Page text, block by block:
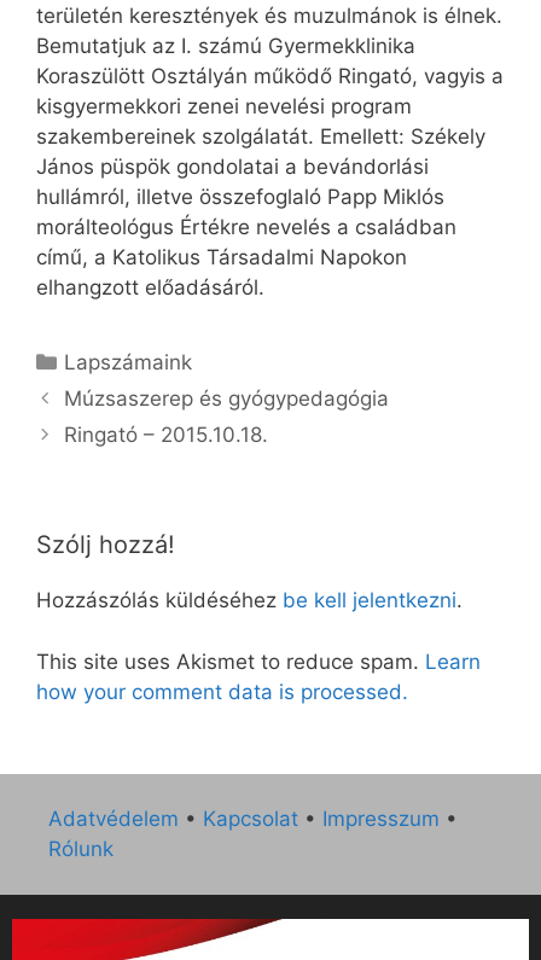
területén keresztények és muzulmánok is élnek.
Bemutatjuk az I. számú Gyermekklinika
Koraszülött Osztályán működő Ringató, vagyis a
kisgyermekkori zenei nevelési program
szakembereinek szolgálatát. Emellett: Székely
János püspök gondolatai a bevándorlási
hullámról, illetve összefoglaló Papp Miklós
morálteológus Értékre nevelés a családban
című, a Katolikus Társadalmi Napokon
elhangzott előadásáról.
Kategória
Lapszámaink
Múzsaszerep és gyógypedagógia
Ringató – 2015.10.18.
Szólj hozzá!
Hozzászólás küldéséhez be kell jelentkezni.
This site uses Akismet to reduce spam. Learn
how your comment data is processed.
Adatvédelem • Kapcsolat • Impresszum •
Rólunk